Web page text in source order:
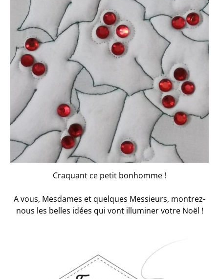
Craquant ce petit bonhomme !
A vous, Mesdames et quelques Messieurs, montrez-
nous les belles idées qui vont illuminer votre Noël !